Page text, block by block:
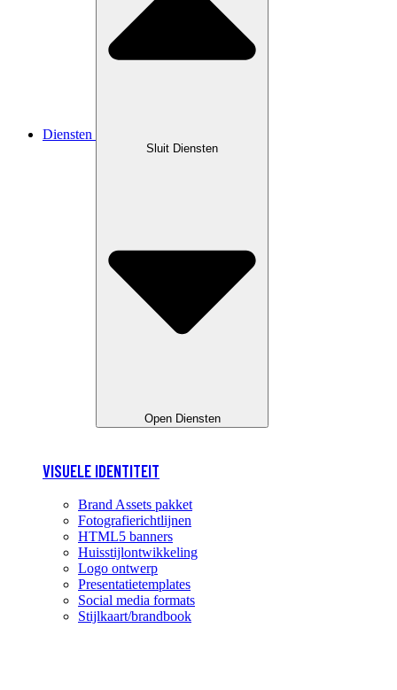
Diensten
Sluit Diensten
Open Diensten
VISUELE IDENTITEIT
Brand Assets pakket
Fotografierichtlijnen
HTML5 banners
Huisstijlontwikkeling
Logo ontwerp
Presentatietemplates
Social media formats
Stijlkaart/brandbook